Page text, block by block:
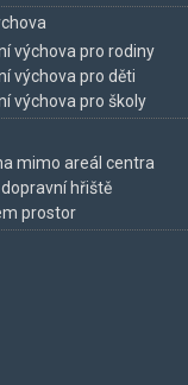
výchova pro rodiny
výchova pro děti
výchova pro školy
mimo areál centra
hřiště
prostor